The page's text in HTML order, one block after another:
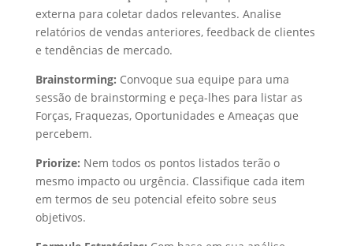
externa para coletar dados relevantes. Analise
relatórios de vendas anteriores, feedback de clientes
e tendências de mercado.
Brainstorming: Convoque sua equipe para uma
sessão de brainstorming e peça-lhes para listar as
Forças, Fraquezas, Oportunidades e Ameaças que
percebem.
Priorize: Nem todos os pontos listados terão o
mesmo impacto ou urgência. Classifique cada item
em termos de seu potencial efeito sobre seus
objetivos.